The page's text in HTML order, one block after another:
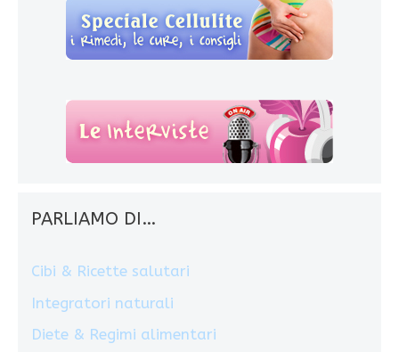
PARLIAMO DI…
Cibi & Ricette salutari
Integratori naturali
Diete & Regimi alimentari